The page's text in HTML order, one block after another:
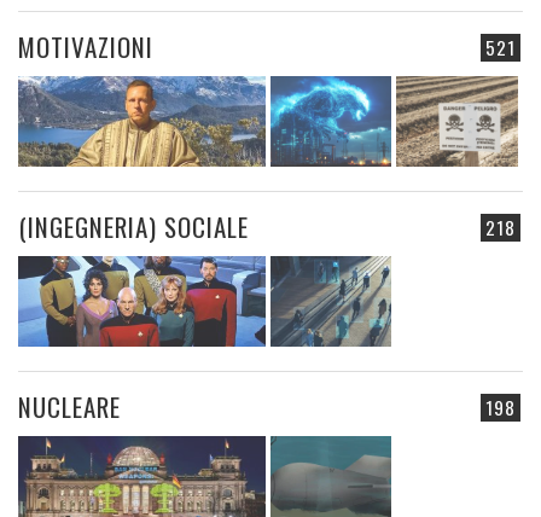
521
MOTIVAZIONI
218
(INGEGNERIA) SOCIALE
198
NUCLEARE